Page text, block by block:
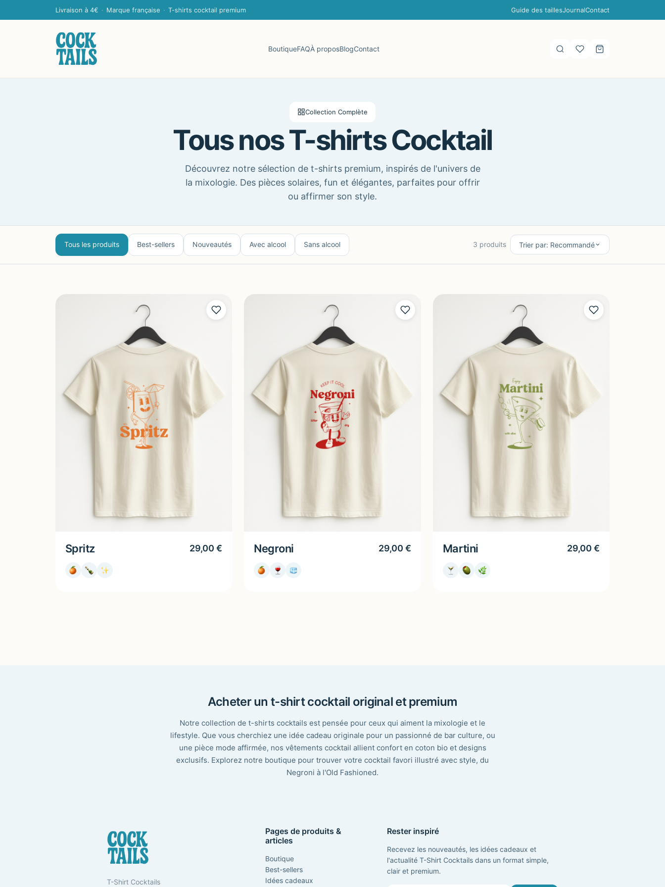
Livraison à 4€ · Marque française · T-shirts cocktail premium Guide des taillesJournalContact
BoutiqueFAQÀ proposBlogContact
Collection Complète
Tous nos T-shirts Cocktail
Découvrez notre sélection de t-shirts premium, inspirés de l'univers de
la mixologie. Des pièces solaires, fun et élégantes, parfaites pour offrir
ou affirmer son style.
Tous les produits Best-sellers Nouveautés Avec alcool Sans alcool 3 produits Trier par: Recommandé
Spritz 29,00€ Negroni 29,00 € Martini 29,00 €
Acheter un t-shirt cocktail original et premium
Notre collection de t-shirts cocktails est pensée pour ceux qui aiment la mixologie et le
lifestyle. Que vous cherchiez une idée cadeau originale pour un passionné de bar culture, ou
une pièce mode affirmée, nos vêtements cocktail allient confort en coton bio et designs
exclusifs. Explorez notre boutique pour trouver votre cocktail favori illustré avec style, du
Negroni à l'Old Fashioned.
T-Shirt Cocktails
Pages de produits &
articles
Boutique
Best-sellers
Idées cadeaux
Rester inspiré
Recevez les nouveautés, les idées cadeaux et
l'actualité T-Shirt Cocktails dans un format simple,
clair et premium.